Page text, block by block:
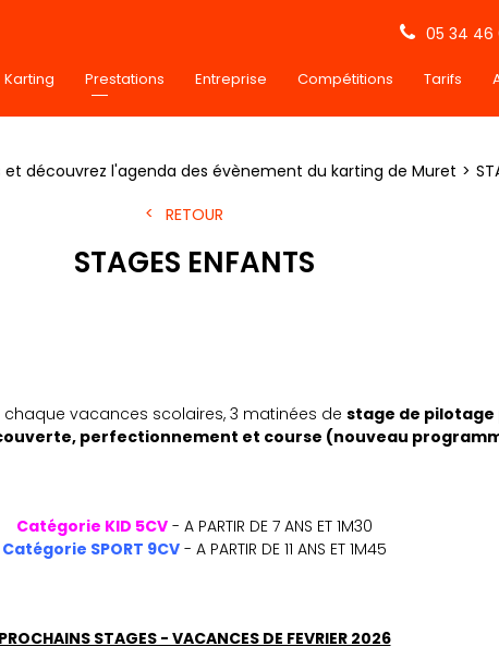
05 34 46
Karting Prestations Entreprise Compétitions Tarifs
et découvrez l'agenda des évènement du karting de Muret
RETOUR
STAGES ENFANTS
chaque vacances scolaires, 3 matinées de stage de
perfectionnement et course (nouveau
Catégorie KID 5CV- A PARTIR DE 7 ANS ET 1M30
Catégorie SPORT 9CV- A PARTIR DE 11 ANS ET 1M45
PROCHAINS STAGES - VACANCES DE FEVRIER 2026